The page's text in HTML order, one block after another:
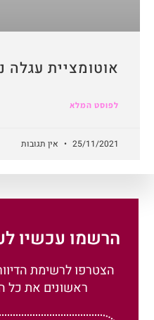
אוטומציית עגלה
לפוסט המלא
25/11/2021 אין תגובות
הרשמו עכשיו
הצטרפו לרשימת
ראשונים את כל